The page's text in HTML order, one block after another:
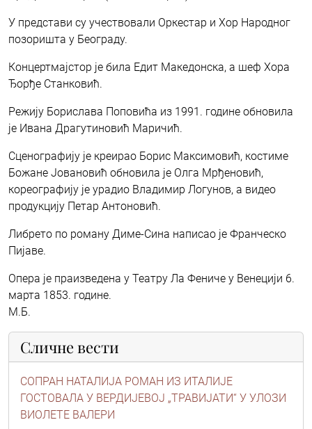
У представи су учествовали Оркестар и Хор Народног
позоришта у Београду.
Концертмајстор је била Едит Македонска, а шеф Хора
Ђорђе Станковић.
Режију Борислава Поповића из 1991. године обновила
је Ивана Драгутиновић Маричић.
Сценографију је креирао Борис Максимовић, костиме
Божане Јовановић обновила је Олга Мрђеновић,
кореографију је урадио Владимир Логунов, а видео
продукцију Петар Антоновић.
Либрето по роману Диме-Сина написао је Франческо
Пијаве.
Опера је праизведена у Театру Ла Фениче у Венецији 6.
марта 1853. године.
М.Б.
Сличне вести
СОПРАН НАТАЛИЈА РОМАН ИЗ ИТАЛИЈЕ
ГОСТОВАЛА У ВЕРДИЈЕВОЈ „ТРАВИЈАТИ“ У УЛОЗИ
ВИОЛЕТЕ ВАЛЕРИ